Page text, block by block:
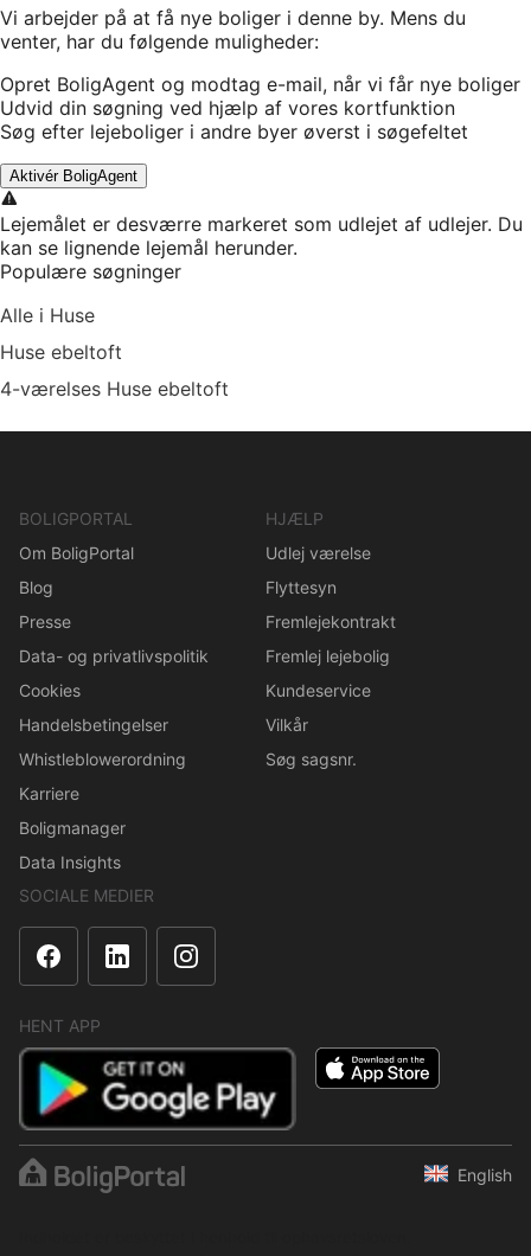
Vi arbejder på at få nye boliger i denne by. Mens du
venter, har du følgende muligheder:
Opret BoligAgent og modtag e-mail, når vi får nye boliger
Udvid din søgning ved hjælp af vores kortfunktion
Søg efter lejeboliger i andre byer øverst i søgefeltet
Aktivér BoligAgent
Lejemålet er desværre markeret som udlejet af udlejer. Du
kan se lignende lejemål herunder.
Populære søgninger
Alle i Huse
Huse ebeltoft
4-værelses Huse ebeltoft
BOLIGPORTAL
Om BoligPortal
Blog
Presse
Data- og privatlivspolitik
Cookies
Handelsbetingelser
Whistleblowerordning
Karriere
Boligmanager
Data Insights
HJÆLP
Udlej værelse
Flyttesyn
Fremlejekontrakt
Fremlej lejebolig
Kundeservice
Vilkår
Søg sagsnr.
SOCIALE MEDIER
HENT APP
English